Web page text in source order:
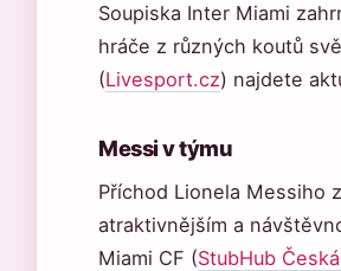
Soupiska Inter Miami
hráče z různých koutů
(Livesport.cz) najdete
Messi v týmu
Příchod Lionela Messiho
atraktivnějším a
Miami CF (StubHub